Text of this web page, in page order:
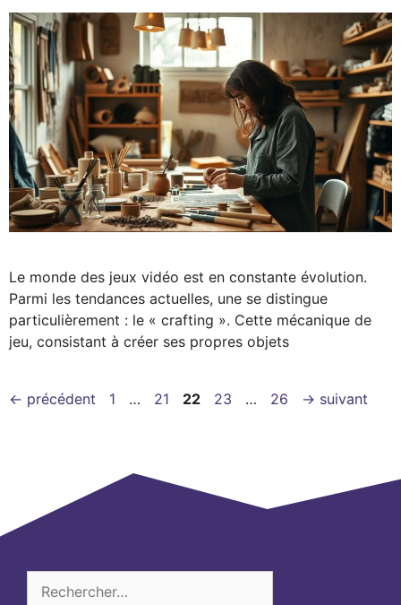
Le monde des jeux vidéo est en constante évolution.
Parmi les tendances actuelles, une se distingue
particulièrement : le « crafting ». Cette mécanique de
jeu, consistant à créer ses propres objets
← précédent Page
1 … Page
21 Page
22 Page
23 … Page
26 → suivant